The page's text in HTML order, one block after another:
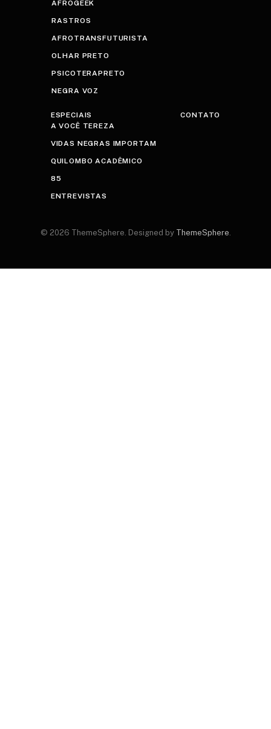
AFROGEEK
RASTROS
AFROTRANSFUTURISTA
OLHAR PRETO
PSICOTERAPRETO
NEGRA VOZ
ESPECIAIS
A VOCÊ TEREZA
VIDAS NEGRAS IMPORTAM
QUILOMBO ACADÊMICO
85
ENTREVISTAS
CONTATO
© 2026 ThemeSphere. Designed by ThemeSphere.